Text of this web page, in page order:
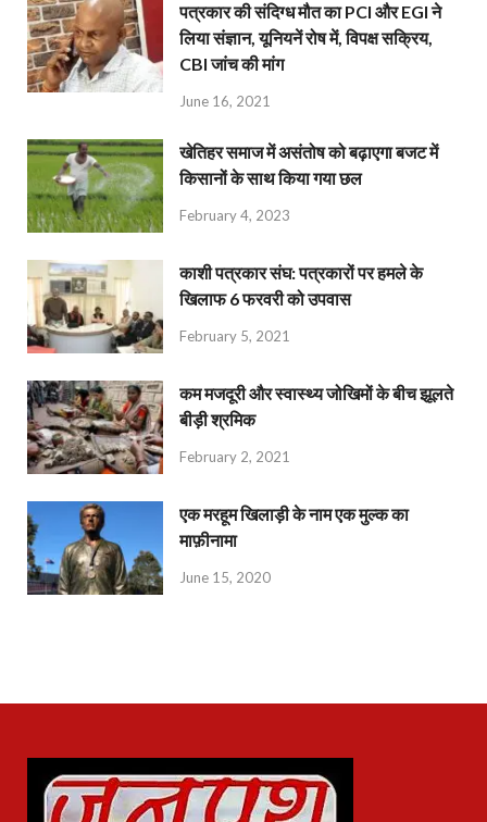
पत्रकार की संदिग्ध मौत का PCI और EGI ने
लिया संज्ञान, यूनियनें रोष में, विपक्ष सक्रिय,
CBI जांच की मांग
June 16, 2021
खेतिहर समाज में असंतोष को बढ़ाएगा बजट में
किसानों के साथ किया गया छल
February 4, 2023
काशी पत्रकार संघ: पत्रकारों पर हमले के
खिलाफ 6 फरवरी को उपवास
February 5, 2021
कम मजदूरी और स्वास्थ्य जोखिमों के बीच झूलते
बीड़ी श्रमिक
February 2, 2021
एक मरहूम खिलाड़ी के नाम एक मुल्क का
माफ़ीनामा
June 15, 2020